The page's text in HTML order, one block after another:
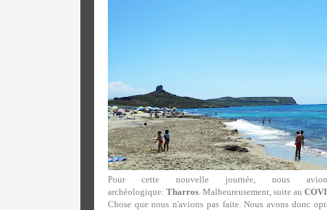
Pour cette nouvelle journée, nous
archéologique: Tharros. Malheureusement, suite au
Chose que nous n'avions pas faite. Nous avons donc